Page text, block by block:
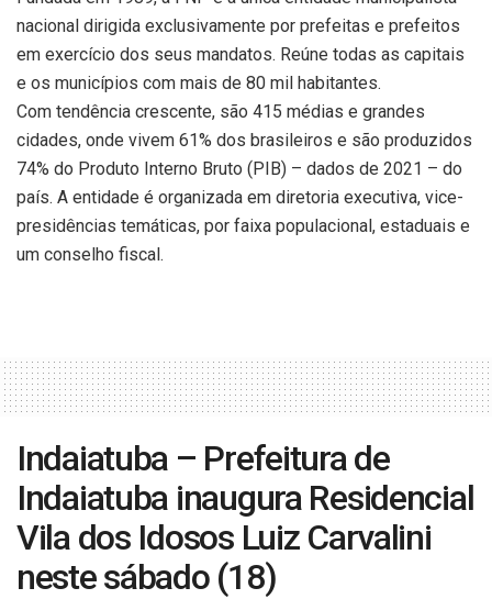
nacional dirigida exclusivamente por prefeitas e prefeitos
em exercício dos seus mandatos. Reúne todas as capitais
e os municípios com mais de 80 mil habitantes.
Com tendência crescente, são 415 médias e grandes
cidades, onde vivem 61% dos brasileiros e são produzidos
74% do Produto Interno Bruto (PIB) – dados de 2021 – do
país. A entidade é organizada em diretoria executiva, vice-
presidências temáticas, por faixa populacional, estaduais e
um conselho fiscal.
Indaiatuba – Prefeitura de
Indaiatuba inaugura Residencial
Vila dos Idosos Luiz Carvalini
neste sábado (18)